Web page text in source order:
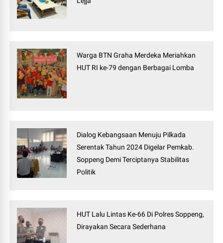
Warga BTN Graha Merdeka Meriahkan
HUT RI ke-79 dengan Berbagai Lomba
Dialog Kebangsaan Menuju Pilkada
Serentak Tahun 2024 Digelar Pemkab.
Soppeng Demi Terciptanya Stabilitas
Politik
HUT Lalu Lintas Ke-66 Di Polres Soppeng,
Dirayakan Secara Sederhana